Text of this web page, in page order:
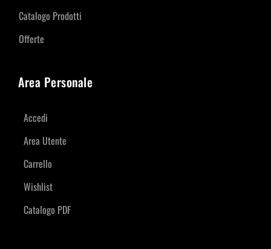
Catalogo Prodotti
Offerte
Area Personale
Accedi
Area Utente
Carrello
Wishlist
Catalogo PDF